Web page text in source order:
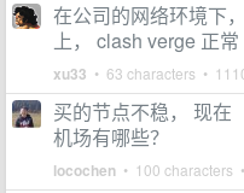
在公司的网络环境下
上， clash verge 正常
xu33 • 63 characters •
买的节点不稳， 现在
机场有哪些？
locochen • 100 characters